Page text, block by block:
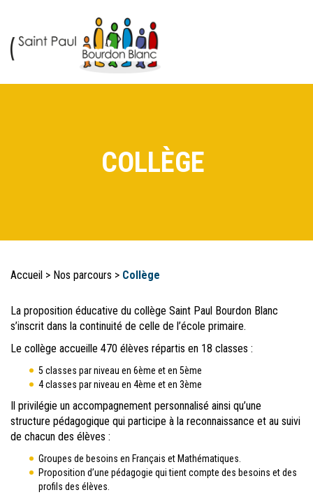
COLLÈGE
Accueil > Nos parcours > Collège
La proposition éducative du collège Saint Paul Bourdon Blanc
s’inscrit dans la continuité de celle de l’école primaire.
Le collège accueille 470 élèves répartis en 18 classes :
5 classes par niveau en 6ème et en 5ème
4 classes par niveau en 4ème et en 3ème
Il privilégie un accompagnement personnalisé ainsi qu’une
structure pédagogique qui participe à la reconnaissance et au suivi
de chacun des élèves :
Groupes de besoins en Français et Mathématiques.
Proposition d’une pédagogie qui tient compte des besoins et des
profils des élèves.